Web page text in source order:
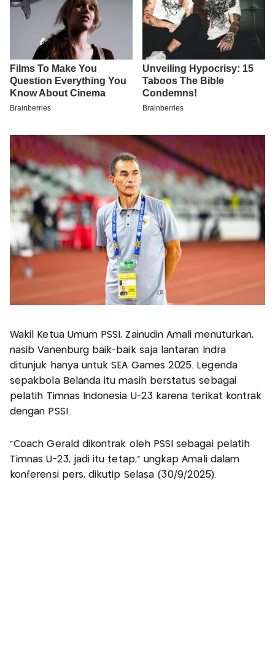
Wakil Ketua Umum PSSI, Zainudin Amali menuturkan,
nasib Vanenburg baik-baik saja lantaran Indra
ditunjuk hanya untuk SEA Games 2025. Legenda
sepakbola Belanda itu masih berstatus sebagai
pelatih Timnas Indonesia U-23 karena terikat kontrak
dengan PSSI.
“Coach Gerald dikontrak oleh PSSI sebagai pelatih
Timnas U-23, jadi itu tetap,” ungkap Amali dalam
konferensi pers, dikutip Selasa (30/9/2025).